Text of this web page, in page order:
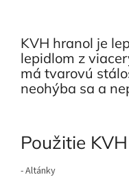
KVH hranol je
lepidlom z
má tvarovú
neohýba sa a
Použitie
- Altánky